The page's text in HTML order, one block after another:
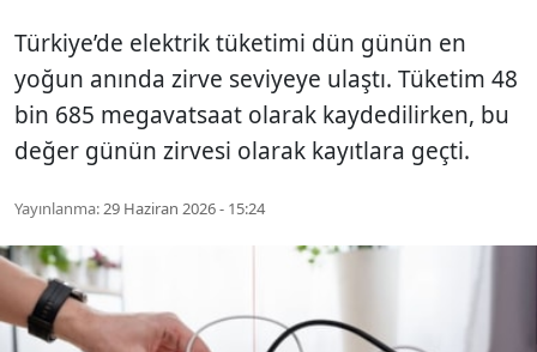
Türkiye’de elektrik tüketimi dün günün en
yoğun anında zirve seviyeye ulaştı. Tüketim 48
bin 685 megavatsaat olarak kaydedilirken, bu
değer günün zirvesi olarak kayıtlara geçti.
Yayınlanma:29 Haziran 2026 - 15:24